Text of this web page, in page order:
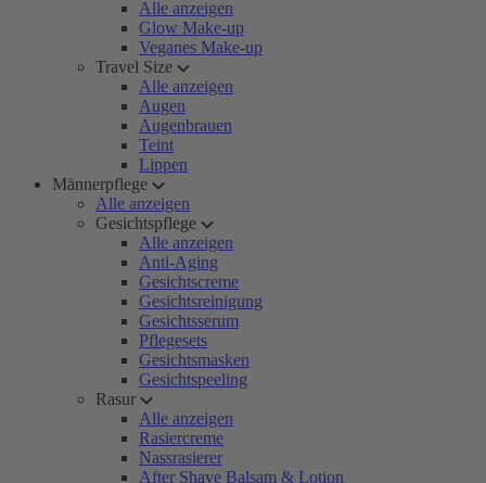
Alle anzeigen
Glow Make-up
Veganes Make-up
Travel Size
Alle anzeigen
Augen
Augenbrauen
Teint
Lippen
Männerpflege
Alle anzeigen
Gesichtspflege
Alle anzeigen
Anti-Aging
Gesichtscreme
Gesichtsreinigung
Gesichtsserum
Pflegesets
Gesichtsmasken
Gesichtspeeling
Rasur
Alle anzeigen
Rasiercreme
Nassrasierer
After Shave Balsam & Lotion